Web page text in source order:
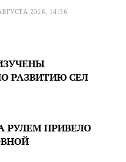
2026, 14:36
РАЗВИТИЮ СЕЛ
РУЛЕМ ПРИВЕЛО